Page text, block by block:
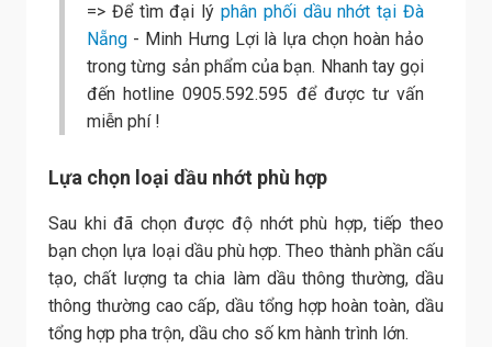
=> Để tìm đại lý phân phối dầu nhớt tại Đà
Nẵng - Minh Hưng Lợi là lựa chọn hoàn hảo
trong từng sản phẩm của bạn. Nhanh tay gọi
đến hotline 0905.592.595 để được tư vấn
miễn phí !
Lựa chọn loại dầu nhớt phù hợp
Sau khi đã chọn được độ nhớt phù hợp, tiếp theo
bạn chọn lựa loại dầu phù hợp. Theo thành phần cấu
tạo, chất lượng ta chia làm dầu thông thường, dầu
thông thường cao cấp, dầu tổng hợp hoàn toàn, dầu
tổng hợp pha trộn, dầu cho số km hành trình lớn.